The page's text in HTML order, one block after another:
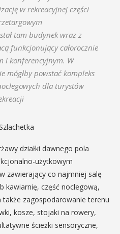
w rekreacyjnej części
tam budynek wraz z
funkcjonujący całorocznie
i konferencyjnym. W
mógłby powstać kompleks
dla turystów
działki dawnego pola
użytkowym
zawierający co najmniej salę
kawiarnię, część noclegową,
zagospodarowanie terenu
kosze, stojaki na rowery,
ścieżki sensoryczne,